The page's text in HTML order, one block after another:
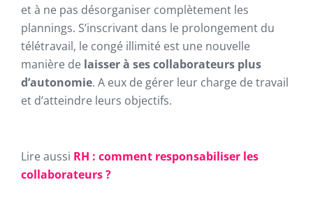
et à ne pas désorganiser complètement les
plannings. S’inscrivant dans le prolongement du
télétravail, le congé illimité est une nouvelle
manière de laisser à ses collaborateurs plus
d’autonomie. A eux de gérer leur charge de travail
et d’atteindre leurs objectifs.
Lire aussi RH : comment responsabiliser les
collaborateurs ?